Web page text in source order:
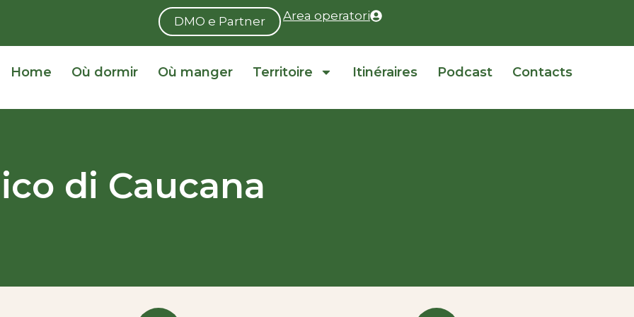
DMO e Partner Area operatori
Home Où dormir Où manger Territoire Itinéraires Podcast Contacts
di Caucana